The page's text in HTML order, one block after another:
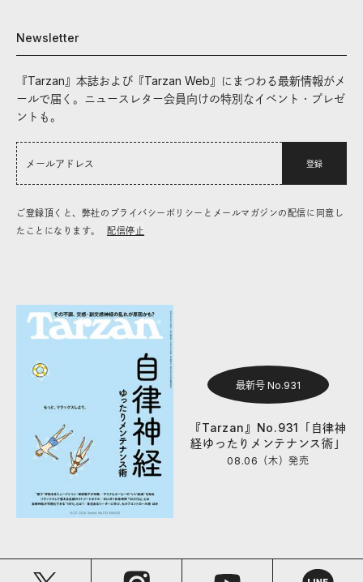
Newsletter
『Tarzan』本誌および『Tarzan Web』にまつわる最新情報がメ
ールで届く。ニュースレター会員向けの特別なイベント・プレゼ
ントも。
登録
ご登録頂くと、弊社のプライバシーポリシーとメールマガジンの配信に同意し
たことになります。
配信停止
最新号 No.931
『Tarzan』No.931「自律神
経ゆったりメンテナンス術」
08.06（木）発売